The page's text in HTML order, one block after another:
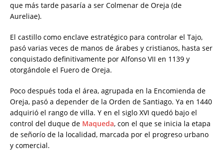
que más tarde pasaría a ser Colmenar de Oreja (de
Aureliae).
El castillo como enclave estratégico para controlar el Tajo,
pasó varias veces de manos de árabes y cristianos, hasta ser
conquistado definitivamente por Alfonso VII en 1139 y
otorgándole el Fuero de Oreja.
Poco después toda el área, agrupada en la Encomienda de
Oreja, pasó a depender de la Orden de Santiago. Ya en 1440
adquirió el rango de villa. Y en el siglo XVI quedó bajo el
control del duque de Maqueda, con el que se inicia la etapa
de señorío de la localidad, marcada por el progreso urbano
y comercial.